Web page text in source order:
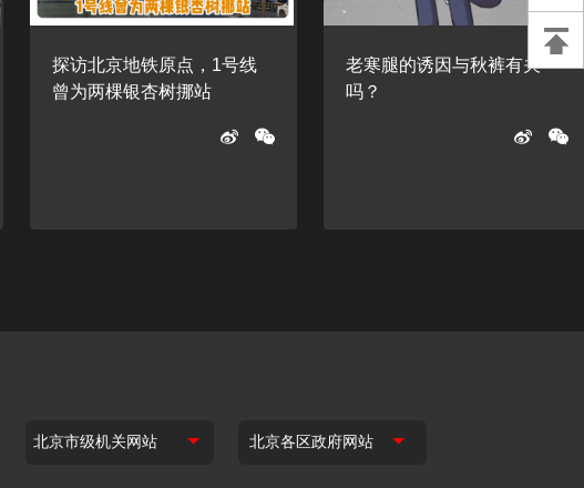
刑案，网传遗体
等信息不实
探访北京地铁原点，1号线
曾为两棵银杏树挪站
老寒腿的诱因与秋裤有关
吗？